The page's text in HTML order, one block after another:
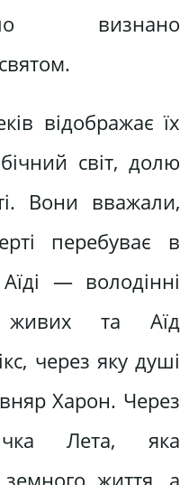
визнано
відображає їх
світ, долю
Вони вважали,
перебуває в
— володінні
живих та Аїд
через яку душі
Харон. Через
Лета, яка